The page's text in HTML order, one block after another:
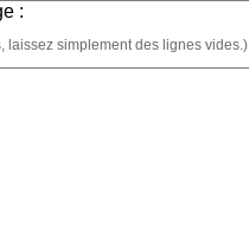
:
laissez simplement des lignes vides.)